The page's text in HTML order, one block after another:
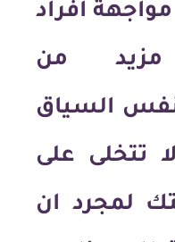
افراد
مزيد من
السياق
تتخلى على
لمجرد ان